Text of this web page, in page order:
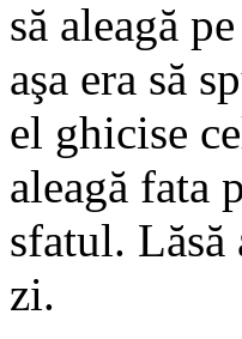
să aleagă
aşa era să
el ghicise
aleagă fata
sfatul. Lăsă
zi.